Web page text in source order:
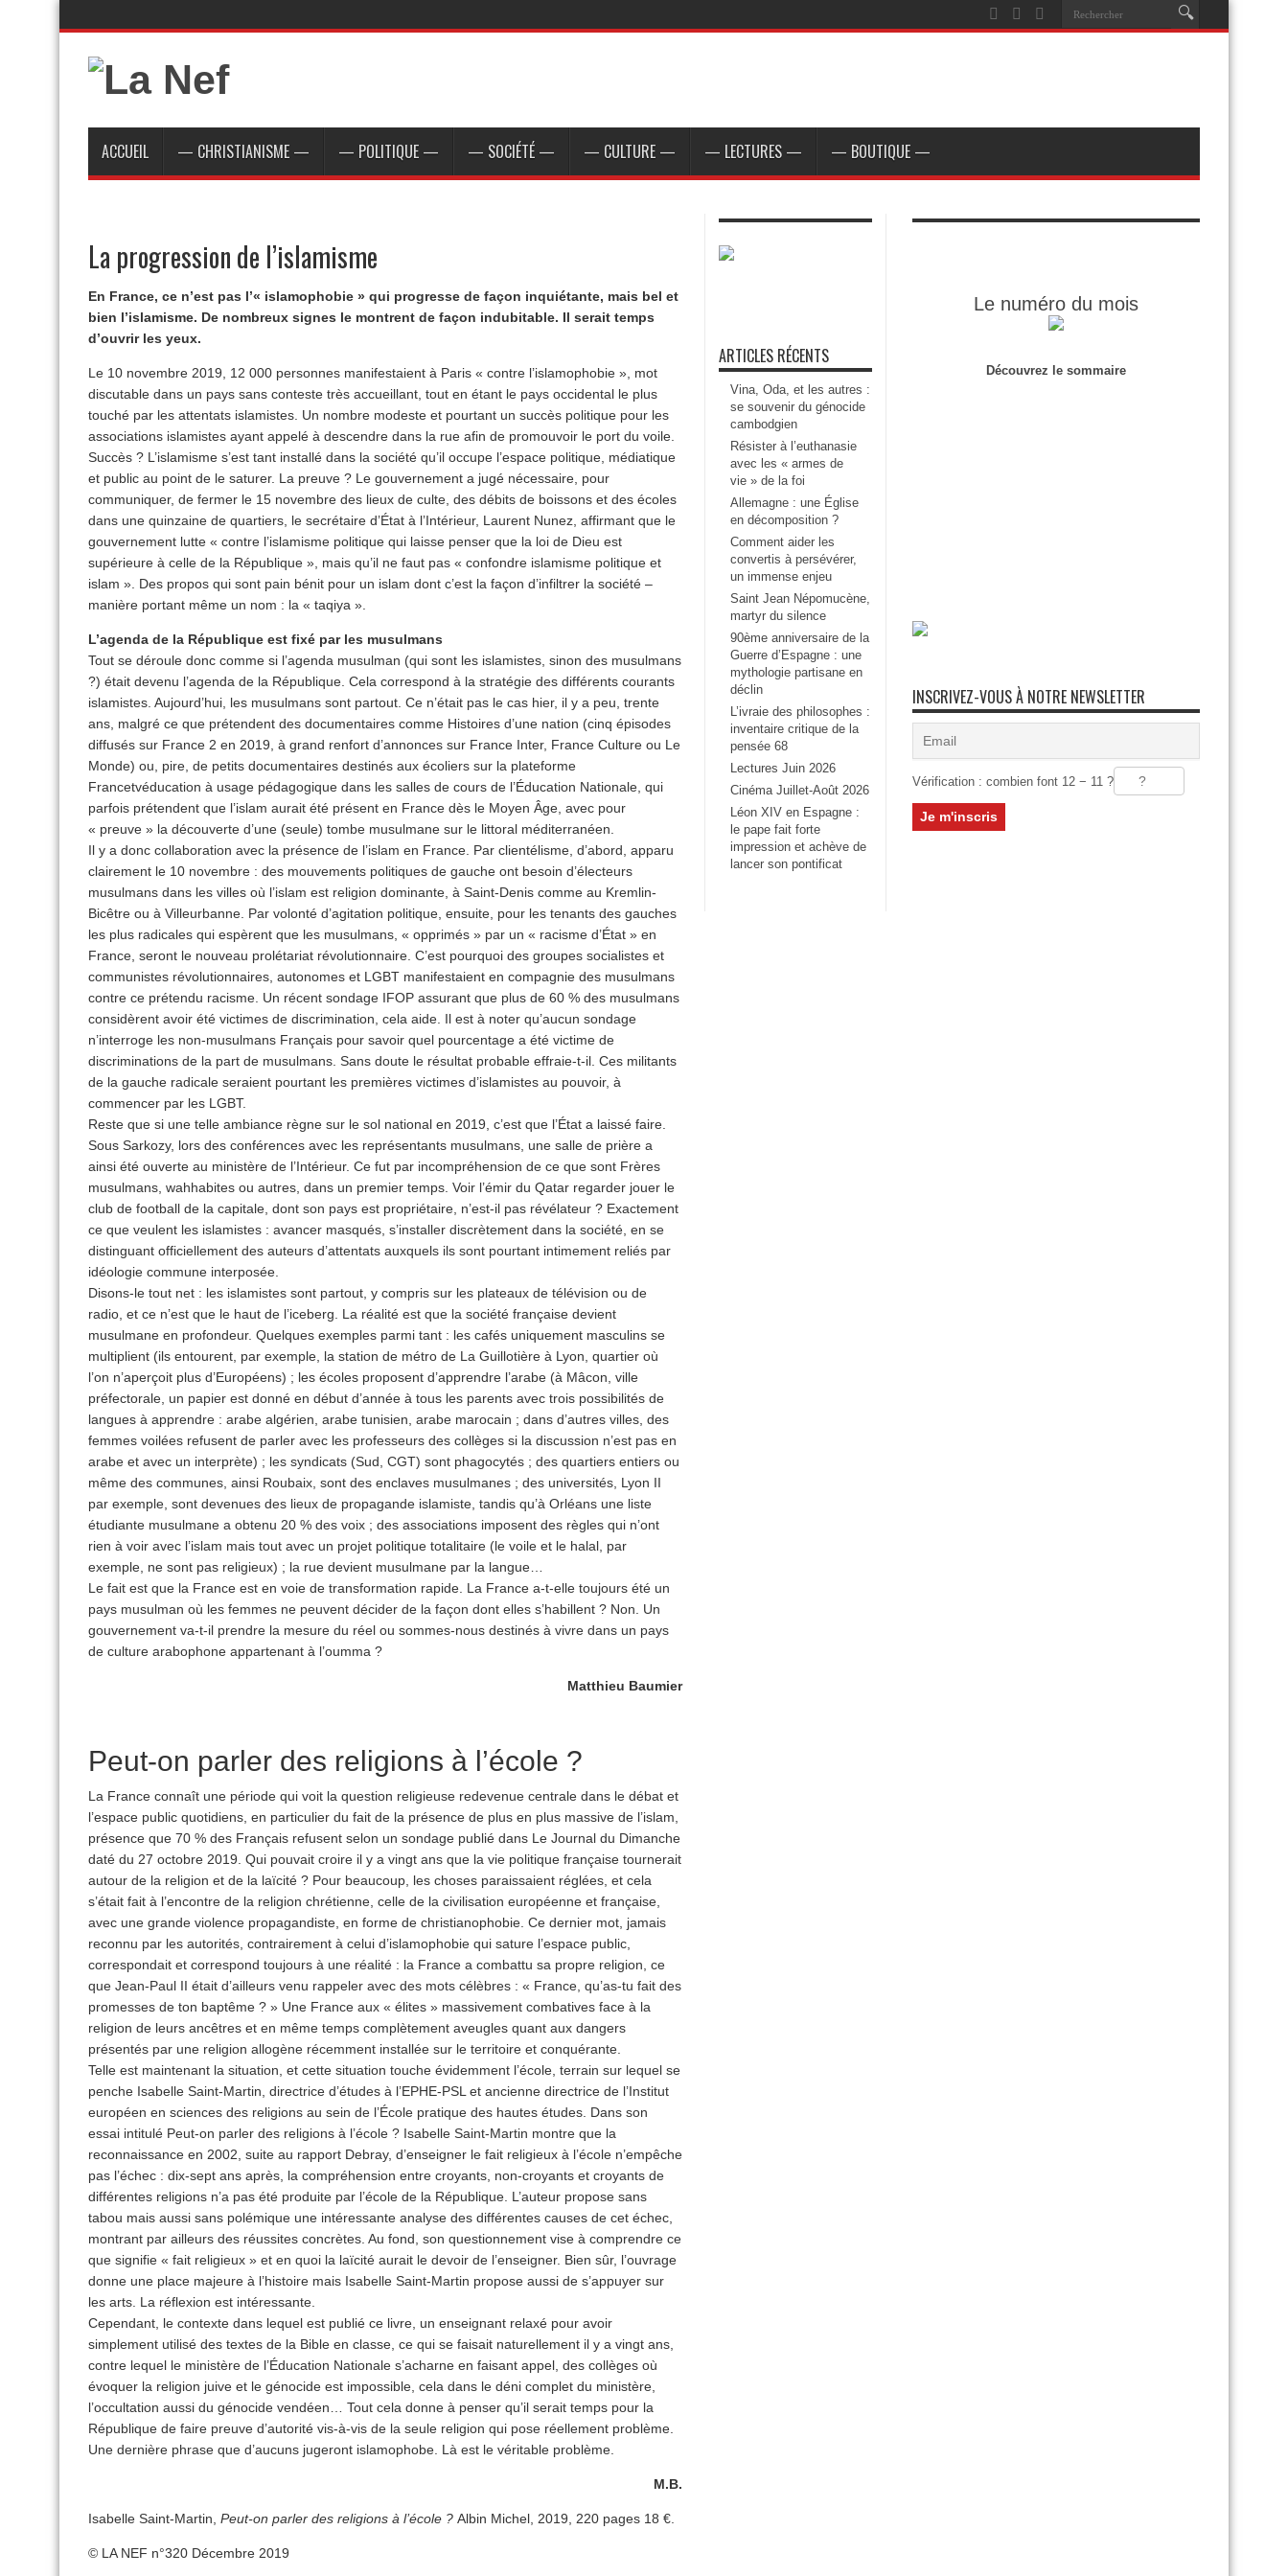
ACCUEIL — CHRISTIANISME — — POLITIQUE — — SOCIÉTÉ — — CULTURE — — LECTURES — — BOUTIQUE —
La progression de l’islamisme
En France, ce n’est pas l’« islamophobie » qui progresse de façon inquiétante, mais bel et
bien l’islamisme. De nombreux signes le montrent de façon indubitable. Il serait temps
d’ouvrir les yeux.
Le 10 novembre 2019, 12 000 personnes manifestaient à Paris « contre l’islamophobie », mot
discutable dans un pays sans conteste très accueillant, tout en étant le pays occidental le plus
touché par les attentats islamistes. Un nombre modeste et pourtant un succès politique pour les
associations islamistes ayant appelé à descendre dans la rue afin de promouvoir le port du voile.
Succès ? L’islamisme s’est tant installé dans la société qu’il occupe l’espace politique, médiatique
et public au point de le saturer. La preuve ? Le gouvernement a jugé nécessaire, pour
communiquer, de fermer le 15 novembre des lieux de culte, des débits de boissons et des écoles
dans une quinzaine de quartiers, le secrétaire d’État à l’Intérieur, Laurent Nunez, affirmant que le
gouvernement lutte « contre l’islamisme politique qui laisse penser que la loi de Dieu est
supérieure à celle de la République », mais qu’il ne faut pas « confondre islamisme politique et
islam ». Des propos qui sont pain bénit pour un islam dont c’est la façon d’infiltrer la société –
manière portant même un nom : la « taqiya ».
L’agenda de la République est fixé par les musulmans
Tout se déroule donc comme si l’agenda musulman (qui sont les islamistes, sinon des musulmans
?) était devenu l’agenda de la République. Cela correspond à la stratégie des différents courants
islamistes. Aujourd’hui, les musulmans sont partout. Ce n’était pas le cas hier, il y a peu, trente
ans, malgré ce que prétendent des documentaires comme Histoires d’une nation (cinq épisodes
diffusés sur France 2 en 2019, à grand renfort d’annonces sur France Inter, France Culture ou Le
Monde) ou, pire, de petits documentaires destinés aux écoliers sur la plateforme
Francetvéducation à usage pédagogique dans les salles de cours de l’Éducation Nationale, qui
parfois prétendent que l’islam aurait été présent en France dès le Moyen Âge, avec pour
« preuve » la découverte d’une (seule) tombe musulmane sur le littoral méditerranéen.
Il y a donc collaboration avec la présence de l’islam en France. Par clientélisme, d’abord, apparu
clairement le 10 novembre : des mouvements politiques de gauche ont besoin d’électeurs
musulmans dans les villes où l’islam est religion dominante, à Saint-Denis comme au Kremlin-
Bicêtre ou à Villeurbanne. Par volonté d’agitation politique, ensuite, pour les tenants des gauches
les plus radicales qui espèrent que les musulmans, « opprimés » par un « racisme d’État » en
France, seront le nouveau prolétariat révolutionnaire. C’est pourquoi des groupes socialistes et
communistes révolutionnaires, autonomes et LGBT manifestaient en compagnie des musulmans
contre ce prétendu racisme. Un récent sondage IFOP assurant que plus de 60 % des musulmans
considèrent avoir été victimes de discrimination, cela aide. Il est à noter qu’aucun sondage
n’interroge les non-musulmans Français pour savoir quel pourcentage a été victime de
discriminations de la part de musulmans. Sans doute le résultat probable effraie-t-il. Ces militants
de la gauche radicale seraient pourtant les premières victimes d’islamistes au pouvoir, à
commencer par les LGBT.
Reste que si une telle ambiance règne sur le sol national en 2019, c’est que l’État a laissé faire.
Sous Sarkozy, lors des conférences avec les représentants musulmans, une salle de prière a
ainsi été ouverte au ministère de l’Intérieur. Ce fut par incompréhension de ce que sont Frères
musulmans, wahhabites ou autres, dans un premier temps. Voir l’émir du Qatar regarder jouer le
club de football de la capitale, dont son pays est propriétaire, n’est-il pas révélateur ? Exactement
ce que veulent les islamistes : avancer masqués, s’installer discrètement dans la société, en se
distinguant officiellement des auteurs d’attentats auxquels ils sont pourtant intimement reliés par
idéologie commune interposée.
Disons-le tout net : les islamistes sont partout, y compris sur les plateaux de télévision ou de
radio, et ce n’est que le haut de l’iceberg. La réalité est que la société française devient
musulmane en profondeur. Quelques exemples parmi tant : les cafés uniquement masculins se
multiplient (ils entourent, par exemple, la station de métro de La Guillotière à Lyon, quartier où
l’on n’aperçoit plus d’Européens) ; les écoles proposent d’apprendre l’arabe (à Mâcon, ville
préfectorale, un papier est donné en début d’année à tous les parents avec trois possibilités de
langues à apprendre : arabe algérien, arabe tunisien, arabe marocain ; dans d’autres villes, des
femmes voilées refusent de parler avec les professeurs des collèges si la discussion n’est pas en
arabe et avec un interprète) ; les syndicats (Sud, CGT) sont phagocytés ; des quartiers entiers ou
même des communes, ainsi Roubaix, sont des enclaves musulmanes ; des universités, Lyon II
par exemple, sont devenues des lieux de propagande islamiste, tandis qu’à Orléans une liste
étudiante musulmane a obtenu 20 % des voix ; des associations imposent des règles qui n’ont
rien à voir avec l’islam mais tout avec un projet politique totalitaire (le voile et le halal, par
exemple, ne sont pas religieux) ; la rue devient musulmane par la langue…
Le fait est que la France est en voie de transformation rapide. La France a-t-elle toujours été un
pays musulman où les femmes ne peuvent décider de la façon dont elles s’habillent ? Non. Un
gouvernement va-t-il prendre la mesure du réel ou sommes-nous destinés à vivre dans un pays
de culture arabophone appartenant à l’oumma ?
Matthieu Baumier
Peut-on parler des religions à l’école ?
La France connaît une période qui voit la question religieuse redevenue centrale dans le débat et
l’espace public quotidiens, en particulier du fait de la présence de plus en plus massive de l’islam,
présence que 70 % des Français refusent selon un sondage publié dans Le Journal du Dimanche
daté du 27 octobre 2019. Qui pouvait croire il y a vingt ans que la vie politique française tournerait
autour de la religion et de la laïcité ? Pour beaucoup, les choses paraissaient réglées, et cela
s’était fait à l’encontre de la religion chrétienne, celle de la civilisation européenne et française,
avec une grande violence propagandiste, en forme de christianophobie. Ce dernier mot, jamais
reconnu par les autorités, contrairement à celui d’islamophobie qui sature l’espace public,
correspondait et correspond toujours à une réalité : la France a combattu sa propre religion, ce
que Jean-Paul II était d’ailleurs venu rappeler avec des mots célèbres : « France, qu’as-tu fait des
promesses de ton baptême ? » Une France aux « élites » massivement combatives face à la
religion de leurs ancêtres et en même temps complètement aveugles quant aux dangers
présentés par une religion allogène récemment installée sur le territoire et conquérante.
Telle est maintenant la situation, et cette situation touche évidemment l’école, terrain sur lequel se
penche Isabelle Saint-Martin, directrice d’études à l’EPHE-PSL et ancienne directrice de l’Institut
européen en sciences des religions au sein de l’École pratique des hautes études. Dans son
essai intitulé Peut-on parler des religions à l’école ? Isabelle Saint-Martin montre que la
reconnaissance en 2002, suite au rapport Debray, d’enseigner le fait religieux à l’école n’empêche
pas l’échec : dix-sept ans après, la compréhension entre croyants, non-croyants et croyants de
différentes religions n’a pas été produite par l’école de la République. L’auteur propose sans
tabou mais aussi sans polémique une intéressante analyse des différentes causes de cet échec,
montrant par ailleurs des réussites concrètes. Au fond, son questionnement vise à comprendre ce
que signifie « fait religieux » et en quoi la laïcité aurait le devoir de l’enseigner. Bien sûr, l’ouvrage
donne une place majeure à l’histoire mais Isabelle Saint-Martin propose aussi de s’appuyer sur
les arts. La réflexion est intéressante.
Cependant, le contexte dans lequel est publié ce livre, un enseignant relaxé pour avoir
simplement utilisé des textes de la Bible en classe, ce qui se faisait naturellement il y a vingt ans,
contre lequel le ministère de l’Éducation Nationale s’acharne en faisant appel, des collèges où
évoquer la religion juive et le génocide est impossible, cela dans le déni complet du ministère,
l’occultation aussi du génocide vendéen… Tout cela donne à penser qu’il serait temps pour la
République de faire preuve d’autorité vis-à-vis de la seule religion qui pose réellement problème.
Une dernière phrase que d’aucuns jugeront islamophobe. Là est le véritable problème.
M.B.
Isabelle Saint-Martin, Peut-on parler des religions à l’école ? Albin Michel, 2019, 220 pages 18 €.
© LA NEF n°320 Décembre 2019
ARTICLES RÉCENTS
Vina, Oda, et les autres :
se souvenir du génocide
cambodgien
Résister à l’euthanasie
avec les « armes de
vie » de la foi
Allemagne : une Église
en décomposition ?
Comment aider les
convertis à persévérer,
un immense enjeu
Saint Jean Népomucène,
martyr du silence
90ème anniversaire de la
Guerre d’Espagne : une
mythologie partisane en
déclin
L’ivraie des philosophes :
inventaire critique de la
pensée 68
Lectures Juin 2026
Cinéma Juillet-Août 2026
Léon XIV en Espagne :
le pape fait forte
impression et achève de
lancer son pontificat
Le numéro du mois
Découvrez le sommaire
INSCRIVEZ-VOUS À NOTRE NEWSLETTER
Vérification : combien font 12 − 11 ?